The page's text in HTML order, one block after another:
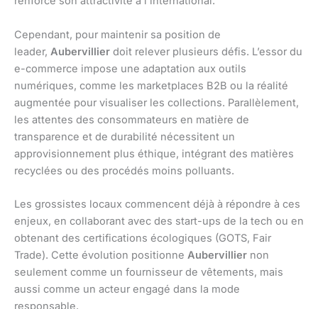
Cependant, pour maintenir sa position de
leader, Aubervillier doit relever plusieurs défis. L’essor du
e-commerce impose une adaptation aux outils
numériques, comme les marketplaces B2B ou la réalité
augmentée pour visualiser les collections. Parallèlement,
les attentes des consommateurs en matière de
transparence et de durabilité nécessitent un
approvisionnement plus éthique, intégrant des matières
recyclées ou des procédés moins polluants.
Les grossistes locaux commencent déjà à répondre à ces
enjeux, en collaborant avec des start-ups de la tech ou en
obtenant des certifications écologiques (GOTS, Fair
Trade). Cette évolution positionne Aubervillier non
seulement comme un fournisseur de vêtements, mais
aussi comme un acteur engagé dans la mode
responsable.